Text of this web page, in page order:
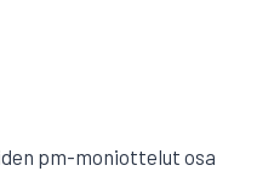
pm-moniottelut osa